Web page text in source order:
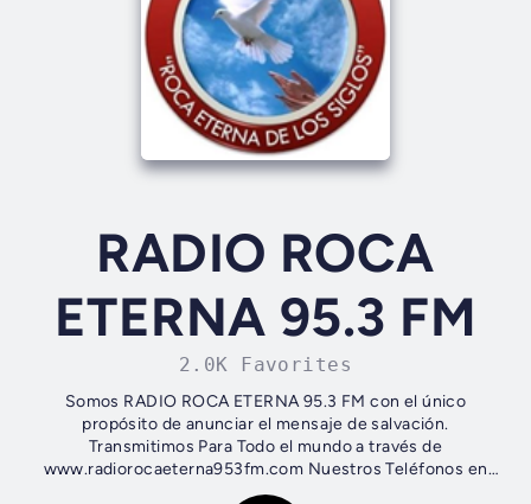
RADIO ROCA
ETERNA 95.3 FM
2.0K Favorites
Somos RADIO ROCA ETERNA 95.3 FM con el único
propósito de anunciar el mensaje de salvación.
Transmitimos Para Todo el mundo a través de
www.radiorocaeterna953fm.com Nuestros Teléfonos en
Cabina: (503) 2447-5264.